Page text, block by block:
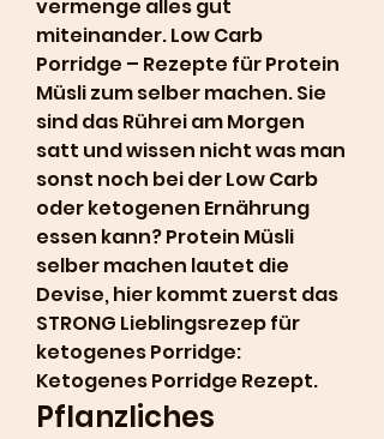
vermenge alles gut
miteinander. Low Carb
Porridge – Rezepte für Protein
Müsli zum selber machen. Sie
sind das Rührei am Morgen
satt und wissen nicht was man
sonst noch bei der Low Carb
oder ketogenen Ernährung
essen kann? Protein Müsli
selber machen lautet die
Devise, hier kommt zuerst das
STRONG Lieblingsrezep für
ketogenes Porridge:
Ketogenes Porridge Rezept.
Pflanzliches